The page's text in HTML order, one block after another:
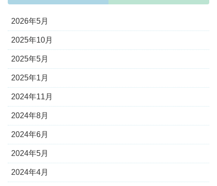
2026年5月
2025年10月
2025年5月
2025年1月
2024年11月
2024年8月
2024年6月
2024年5月
2024年4月